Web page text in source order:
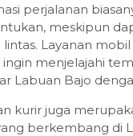
perjalanan
meskipun
Layanan
ingin menjelajahi
Labuan Bajo
kurir juga
berkembang di